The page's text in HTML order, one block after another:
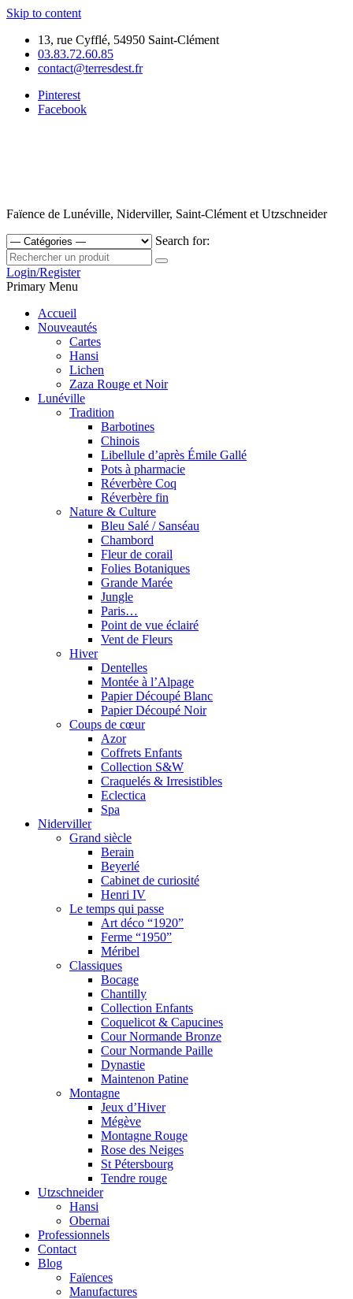
Skip to content
13, rue Cyfflé, 54950 Saint-Clément
03.83.72.60.85
contact@terresdest.fr
Pinterest
Facebook
Faïence de Lunéville, Niderviller, Saint-Clément et Utzschneider
Search for:
Login/Register
Primary Menu
Accueil
Nouveautés
Cartes
Hansi
Lichen
Zaza Rouge et Noir
Lunéville
Tradition
Barbotines
Chinois
Libellule d’après Émile Gallé
Pots à pharmacie
Réverbère Coq
Réverbère fin
Nature & Culture
Bleu Salé / Sanséau
Chambord
Fleur de corail
Folies Botaniques
Grande Marée
Jungle
Paris…
Point de vue éclairé
Vent de Fleurs
Hiver
Dentelles
Montée à l’Alpage
Papier Découpé Blanc
Papier Découpé Noir
Coups de cœur
Azor
Coffrets Enfants
Collection S&W
Craquelés & Irresistibles
Eclectica
Spa
Niderviller
Grand siècle
Berain
Beyerlé
Cabinet de curiosité
Henri IV
Le temps qui passe
Art déco “1920”
Ferme “1950”
Méribel
Classiques
Bocage
Chantilly
Collection Enfants
Coquelicot & Capucines
Cour Normande Bronze
Cour Normande Paille
Dynastie
Maintenon Patine
Montagne
Jeux d’Hiver
Mégève
Montagne Rouge
Rose des Neiges
St Pétersbourg
Tendre rouge
Utzschneider
Hansi
Obernai
Professionnels
Contact
Blog
Faïences
Manufactures